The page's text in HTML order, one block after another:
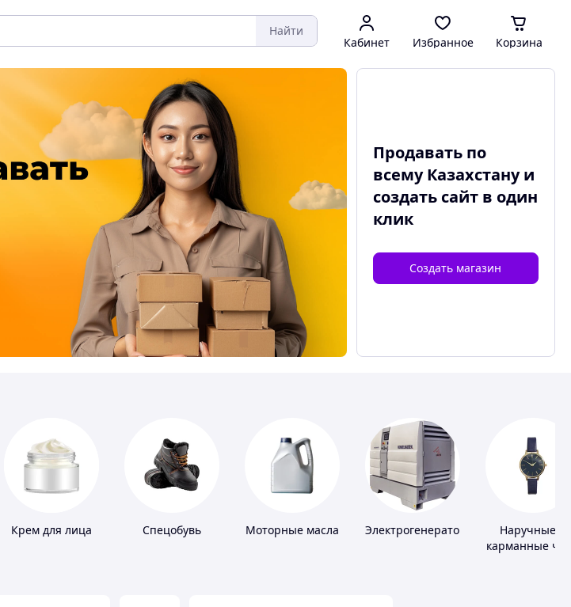
Найти
Кабинет Избранное Корзина
Продавать по
всему Казахстану и
создать сайтв один
клик
Создать магазин
Крем для лица Спецобувь Моторные масла Электрогенераторы
Наручные и
карманные